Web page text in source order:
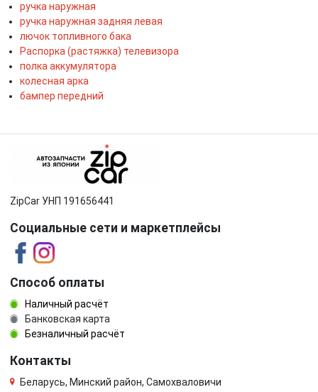
ручка наружная
ручка наружная задняя левая
лючок топливного бака
Распорка (растяжка) телевизора
полка аккумулятора
колесная арка
бампер передний
ZipCar УНП 191656441
Социальные сети и маркетплейсы
Способ оплаты
Наличный расчёт
Банковская карта
Безналичный расчёт
Контакты
Беларусь, Минский район, Самохваловичи